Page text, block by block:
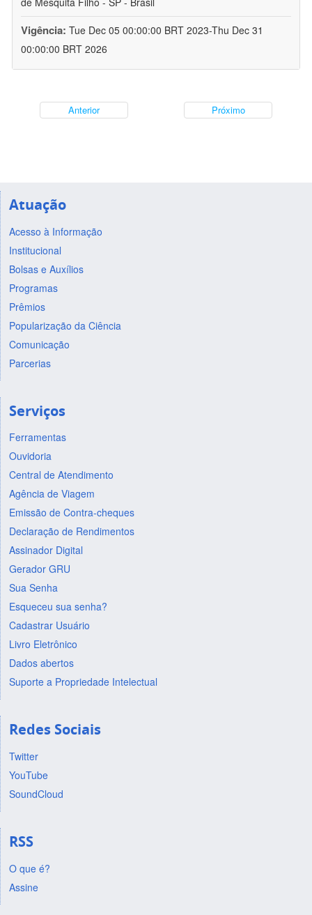
Vigência: Tue Dec 05 00:00:00 BRT 2023-Thu Dec 31
00:00:00 BRT 2026
Anterior Próximo
Atuação
Acesso à Informação
Institucional
Bolsas e Auxílios
Programas
Prêmios
Popularização da Ciência
Comunicação
Parcerias
Serviços
Ferramentas
Ouvidoria
Central de Atendimento
Agência de Viagem
Emissão de Contra-cheques
Declaração de Rendimentos
Assinador Digital
Gerador GRU
Sua Senha
Esqueceu sua senha?
Cadastrar Usuário
Livro Eletrônico
Dados abertos
Suporte a Propriedade Intelectual
Redes Sociais
Twitter
YouTube
SoundCloud
RSS
O que é?
Assine